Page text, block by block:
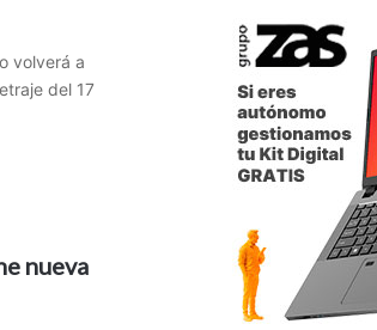
volverá a
del 17
nueva